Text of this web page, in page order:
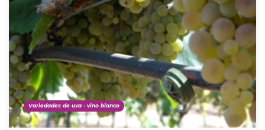
Variedades de uva - vino blanco